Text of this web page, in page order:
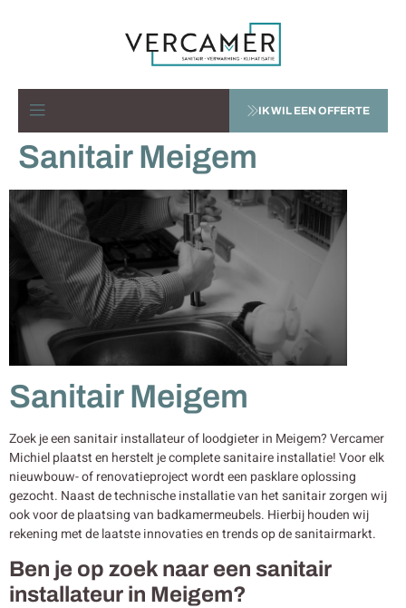
IK WIL EEN OFFERTE
Sanitair Meigem
Sanitair Meigem
Zoek je een sanitair installateur of loodgieter in Meigem? Vercamer
Michiel plaatst en herstelt je complete sanitaire installatie! Voor elk
nieuwbouw- of renovatieproject wordt een pasklare oplossing
gezocht. Naast de technische installatie van het sanitair zorgen wij
ook voor de plaatsing van badkamermeubels. Hierbij houden wij
rekening met de laatste innovaties en trends op de sanitairmarkt.
Ben je op zoek naar een sanitair
installateur in Meigem?